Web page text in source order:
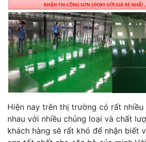
Hiện nay trên thị trường có rất nhiều
nhau với nhiều chủng loại và chất
khách hàng sẽ rất khó để nhận biết